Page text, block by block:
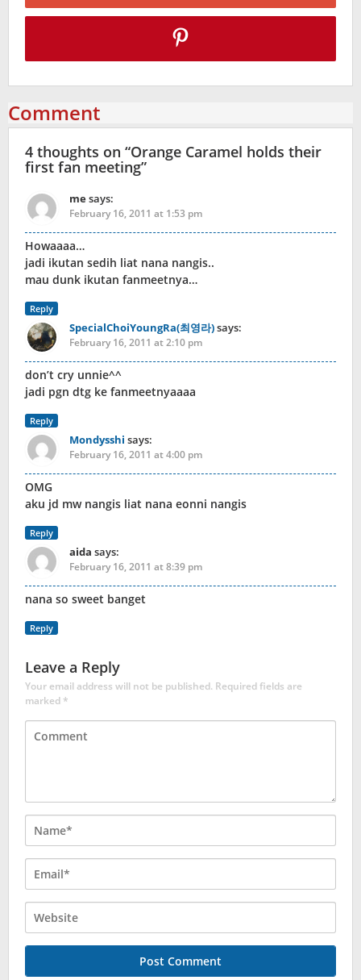
Comment
4 thoughts on “Orange Caramel holds their
first fan meeting”
mesays:
February 16, 2011 at 1:53 pm
Howaaaa…
jadi ikutan sedih liat nana nangis..
mau dunk ikutan fanmeetnya…
Reply
SpecialChoiYoungRa(최영라)says:
February 16, 2011 at 2:10 pm
don’t cry unnie^^
jadi pgn dtg ke fanmeetnyaaaa
Reply
Mondysshi says:
February 16, 2011 at 4:00 pm
OMG
aku jd mw nangis liat nana eonni nangis
Reply
aida says:
February 16, 2011 at 8:39 pm
nana so sweet banget
Reply
Leave a Reply
Your email address will not be published. Required fields are
marked*